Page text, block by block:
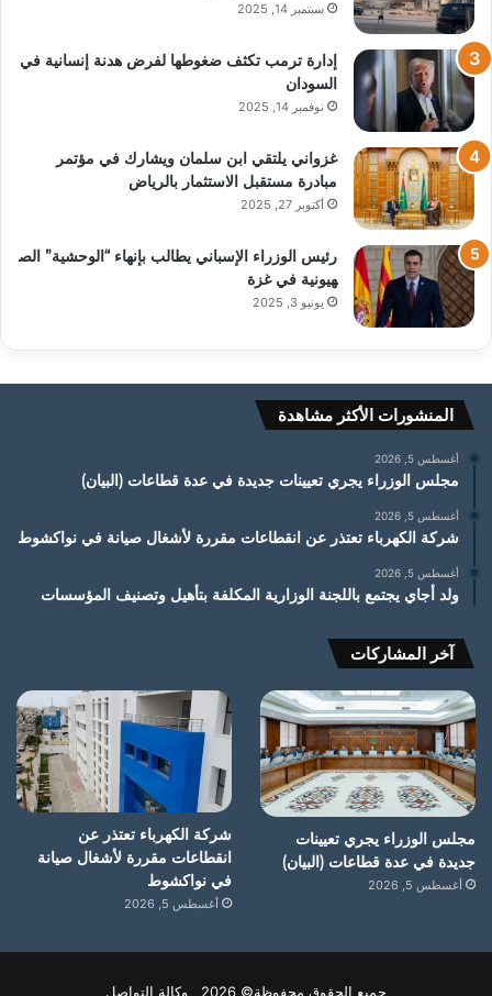
سبتمبر 14, 2025
إدارة ترمب تكثف ضغوطها لفرض هدنة إنسانية في
السودان
نوفمبر 14, 2025
غزواني يلتقي ابن سلمان ويشارك في مؤتمر
مبادرة مستقبل الاستثمار بالرياض
أكتوبر 27, 2025
رئيس الوزراء الإسباني يطالب بإنهاء “الوحشية” الص
هيونية في غزة
يونيو 3, 2025
المنشورات الأكثر مشاهدة
أغسطس 5, 2026
مجلس الوزراء يجري تعيينات جديدة في عدة قطاعات (البيان)
أغسطس 5, 2026
شركة الكهرباء تعتذر عن انقطاعات مقررة لأشغال صيانة في نواكشوط
أغسطس 5, 2026
ولد أجاي يجتمع باللجنة الوزارية المكلفة بتأهيل وتصنيف المؤسسات
آخر المشاركات
مجلس الوزراء يجري تعيينات
جديدة في عدة قطاعات (البيان)
أغسطس 5, 2026
شركة الكهرباء تعتذر عن
انقطاعات مقررة لأشغال صيانة
في نواكشوط
أغسطس 5, 2026
جميع الحقوق محفوظة© 2026 وكالة التواصل